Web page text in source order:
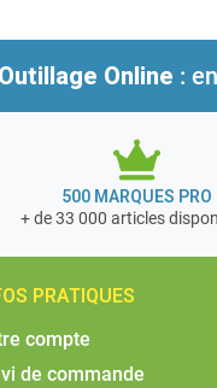
Outillage Online :
500 MARQUES PRO
+ de 33 000 articles
PRATIQUES
compte
de commande